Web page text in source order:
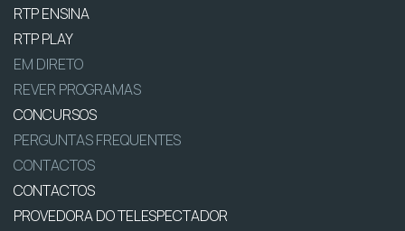
RTP ENSINA
RTP PLAY
EM DIRETO
REVER PROGRAMAS
CONCURSOS
PERGUNTAS FREQUENTES
CONTACTOS
CONTACTOS
PROVEDORA DO TELESPECTADOR